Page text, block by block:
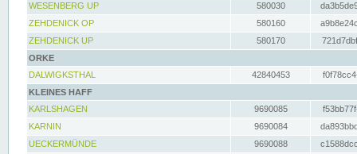
WESENBERG UP
580030
ZEHDENICK OP
580160
ZEHDENICK UP
580170
ORKE
DALWIGKSTHAL
42840453
KLEINES HAFF
KARLSHAGEN
9690085
KARNIN
9690084
UECKERMÜNDE
9690088